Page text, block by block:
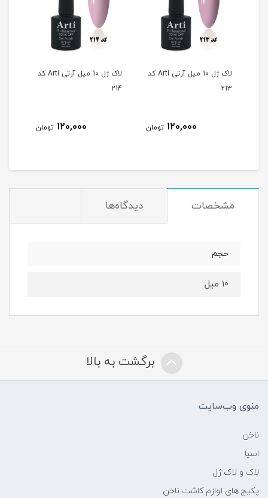
لاک ژل 10 میل آرتی Arti کد
213
120,000 تومان
لاک ژل 10 میل آرتی Arti کد
214
120,000 تومان
مشخصات دیدگاه‌ها
حجم
10 میل
برگشت به بالا
منوی وب‌سایت
ناخن
اسپا
لاک و لاک ژل
پکیج های لوازم کاشت ناخن